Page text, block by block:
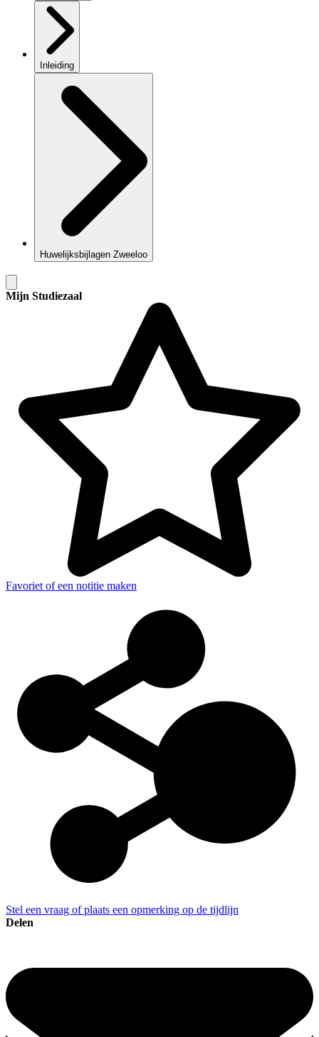
Inleiding
Huwelijksbijlagen Zweeloo
Mijn Studiezaal
Favoriet of een notitie maken
Stel een vraag of plaats een opmerking op de tijdlijn
Delen